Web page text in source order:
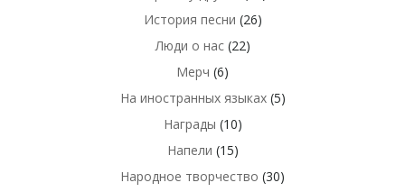
История песни (26)
Люди о нас(22)
Мерч (6)
На иностранных языках(5)
Награды (10)
Напели (15)
Народное творчество (30)